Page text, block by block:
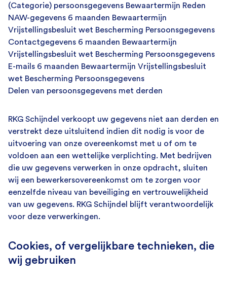
(Categorie) persoonsgegevens Bewaartermijn Reden
NAW-gegevens 6 maanden Bewaartermijn
Vrijstellingsbesluit wet Bescherming Persoonsgegevens
Contactgegevens 6 maanden Bewaartermijn
Vrijstellingsbesluit wet Bescherming Persoonsgegevens
E-mails 6 maanden Bewaartermijn Vrijstellingsbesluit
wet Bescherming Persoonsgegevens
Delen van persoonsgegevens met derden
RKG Schijndel verkoopt uw gegevens niet aan derden en
verstrekt deze uitsluitend indien dit nodig is voor de
uitvoering van onze overeenkomst met u of om te
voldoen aan een wettelijke verplichting. Met bedrijven
die uw gegevens verwerken in onze opdracht, sluiten
wij een bewerkersovereenkomst om te zorgen voor
eenzelfde niveau van beveiliging en vertrouwelijkheid
van uw gegevens. RKG Schijndel blijft verantwoordelijk
voor deze verwerkingen.
Cookies, of vergelijkbare technieken, die
wij gebruiken